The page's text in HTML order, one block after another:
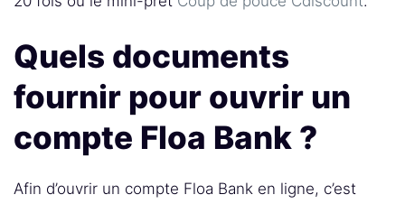
Quels documents
fournir pour ouvrir un
compte Floa Bank ?
Afin d’ouvrir un compte Floa Bank en ligne, c’est